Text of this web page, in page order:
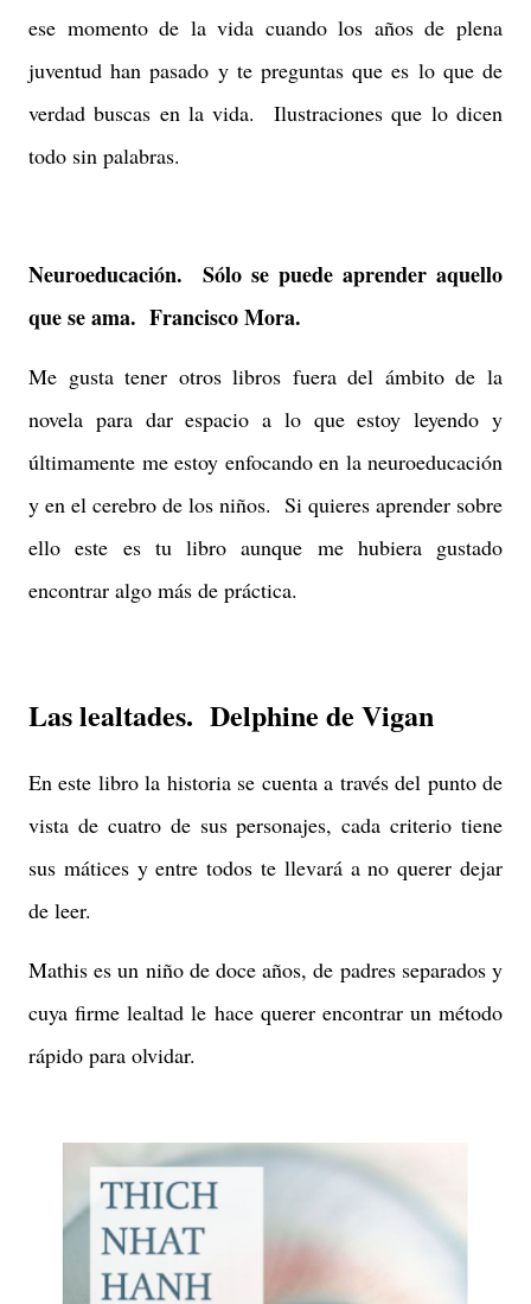
ese momento de la vida cuando los años de plena
juventud han pasado y te preguntas que es lo que de
verdad buscas en la vida. Ilustraciones que lo dicen
todo sin palabras.
Neuroeducación. Sólo se puede aprender aquello
que se ama. Francisco Mora.
Me gusta tener otros libros fuera del ámbito de la
novela para dar espacio a lo que estoy leyendo y
últimamente me estoy enfocando en la neuroeducación
y en el cerebro de los niños. Si quieres aprender sobre
ello este es tu libro aunque me hubiera gustado
encontrar algo más de práctica.
Las lealtades. Delphine de Vigan
En este libro la historia se cuenta a través del punto de
vista de cuatro de sus personajes, cada criterio tiene
sus mátices y entre todos te llevará a no querer dejar
de leer.
Mathis es un niño de doce años, de padres separados y
cuya firme lealtad le hace querer encontrar un método
rápido para olvidar.